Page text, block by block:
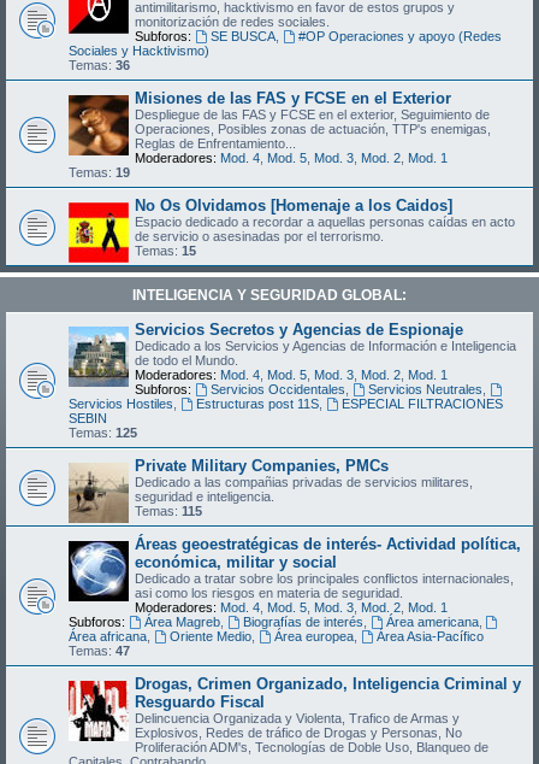
antimilitarismo, hacktivismo en favor de estos grupos y
monitorización de redes sociales.
Subforos:
SE BUSCA,
#OP Operaciones y apoyo (Redes
Sociales y Hacktivismo)
Temas: 36
Misiones de las FAS y FCSE en el Exterior
Despliegue de las FAS y FCSE en el exterior, Seguimiento de
Operaciones, Posibles zonas de actuación, TTP's enemigas,
Reglas de Enfrentamiento...
Moderadores: Mod. 4 Mod. 5 Mod. 3 Mod. 2 Mod. 1
Temas: 19
No Os Olvidamos [Homenaje a los Caidos]
Espacio dedicado a recordar a aquellas personas caídas en acto
de servicio o asesinadas por el terrorismo.
Temas: 15
INTELIGENCIA Y SEGURIDAD GLOBAL:
Servicios Secretos y Agencias de Espionaje
Dedicado a los Servicios y Agencias de Información e Inteligencia
de todo el Mundo.
Moderadores: Mod. 4 Mod. 5 Mod. 3 Mod. 2 Mod. 1
Subforos:
Servicios Occidentales Servicios Neutrales
Servicios Hostiles
Estructuras post 11S,
ESPECIAL FILTRACIONES
SEBIN
Temas: 125
Private Military Companies, PMCs
Dedicado a las compañias privadas de servicios militares,
seguridad e inteligencia.
Temas: 115
Áreas geoestratégicas de interés- Actividad política,
económica, militar y social
Dedicado a tratar sobre los principales conflictos internacionales,
asi como los riesgos en materia de seguridad.
Moderadores: Mod. 4 Mod. 5 Mod. 3 Mod. 2 Mod. 1
Subforos:
Área Magreb, Biografías de interés Área americana,
Área africana
Oriente Medio, Área europea,
Área Asia-Pacífico
Temas: 47
Drogas, Crimen Organizado, Inteligencia Criminal y
Resguardo Fiscal
Delincuencia Organizada y Violenta, Trafico de Armas y
Explosivos, Redes de tráfico de Drogas y Personas, No
Proliferación ADM's, Tecnologías de Doble Uso, Blanqueo de